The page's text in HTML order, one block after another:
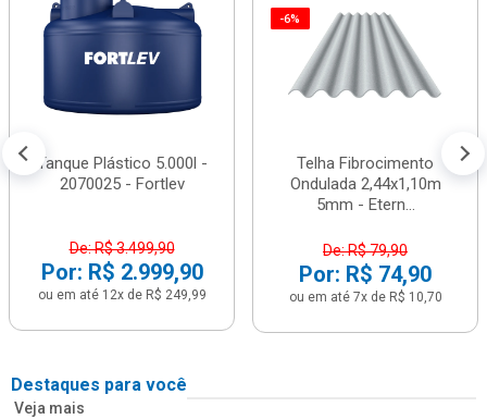
Tanque Plástico 5.000l -
2070025 - Fortlev
De: R$ 3.499,90
Por: R$ 2.999,90
ou em até 12x de R$ 249,99
-6%
Telha Fibrocimento
Ondulada 2,44x1,10m
5mm - Etern...
De: R$ 79,90
Por: R$ 74,90
ou em até 7x de R$ 10,70
Destaques para você
Veja mais